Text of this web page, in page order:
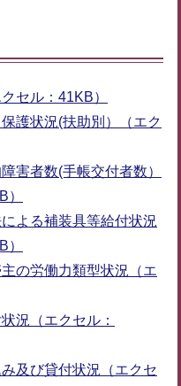
セル：41KB）
護状況(扶助別）（エク
害者数(手帳交付者数）
）
よる補装具等給付状況
）
の労働力類型状況（エ
況（エクセル：
及び貸付状況（エクセ